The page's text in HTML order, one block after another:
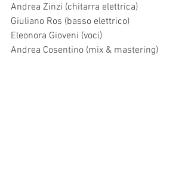
Andrea Zinzi (chitarra elettrica)
Giuliano Ros (basso elettrico)
Eleonora Gioveni (voci)
Andrea Cosentino (mix & mastering)